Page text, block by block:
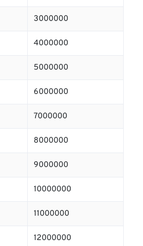
3000000
4000000
5000000
6000000
7000000
8000000
9000000
10000000
11000000
12000000